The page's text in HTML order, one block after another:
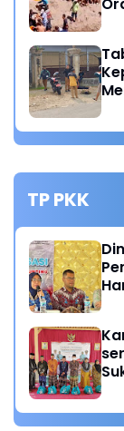
TP PKK